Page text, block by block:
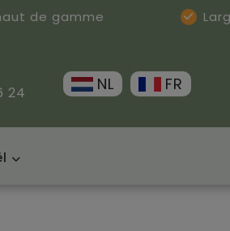
de gamme
24 NL FR